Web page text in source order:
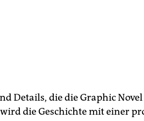
Details, die die Graphic
die Geschichte mit einer